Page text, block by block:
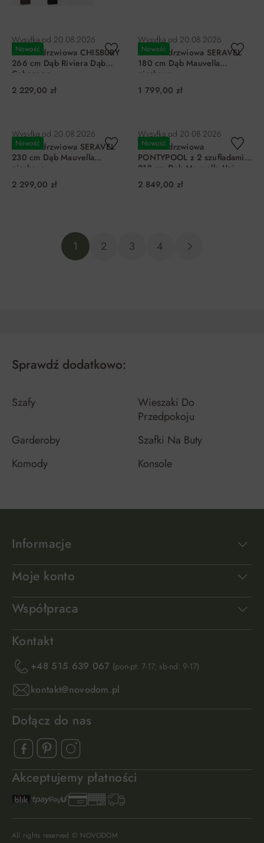
Nowość
Wysyłka od 20.08.2026
Szafa 5-drzwiowa CHISBURY
266 cm Dąb Riviera Dąb
Cabezone
2 229,00 zł
Nowość
Wysyłka od 20.08.2026
Szafa 4-drzwiowa SERAVEL
180 cm Dąb Mauvella
piaskowy
1 799,00 zł
Nowość
Wysyłka od 20.08.2026
Szafa 2-drzwiowa SERAVEL
230 cm Dąb Mauvella
piaskowy
2 299,00 zł
Nowość
Wysyłka od 20.08.2026
Szafa 4-drzwiowa
PONTYPOOL z 2 szufladami
218 cm Dąb Mauvella Uni
Wolfram szary
2 849,00 zł
1 2 3 4
Sprawdź dodatkowo:
Szafy
Wieszaki Do
Przedpokoju
Garderoby
Szafki Na Buty
Komody
Konsole
Informacje
Moje konto
Współpraca
Kontakt
+48 515 639 067 (pon-pt: 7-17, sb-nd: 9-17)
kontakt@novodom.pl
Dołącz do nas
Akceptujemy płatności
All rights reserved © NOVODOM